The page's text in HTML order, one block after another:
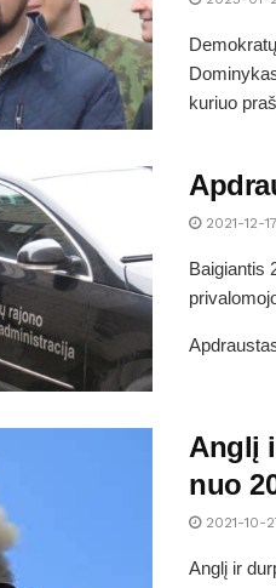
kuriuo
2021-12-17
Baigiantis
Anglį
nuo
2021-10-
Anglį ir